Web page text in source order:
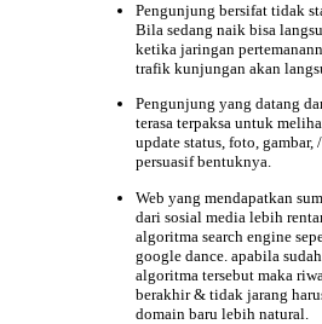
Pengunjung bersifat tidak
Bila sedang naik bisa
ketika jaringan
trafik kunjungan akan
Pengunjung yang datang
terasa terpaksa untuk
update status, foto, gambar,
persuasif bentuknya.
Web yang mendapatkan
dari sosial media lebih
algoritma search engine
google dance. apabila
algoritma tersebut maka
berakhir & tidak jarang
domain baru lebih natural.